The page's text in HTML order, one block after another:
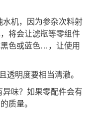
水机，因为参杂次料射
将会让滤瓶等零组件
色或蓝色…，让使用
透明度要相当清澈。
味？如果零配件会有
质量。